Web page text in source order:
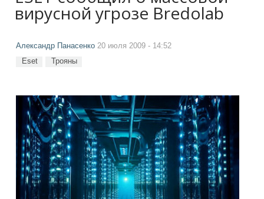
вирусной угрозе Bredolab
Александр Панасенко 20 июля 2009 - 14:52
Eset Трояны